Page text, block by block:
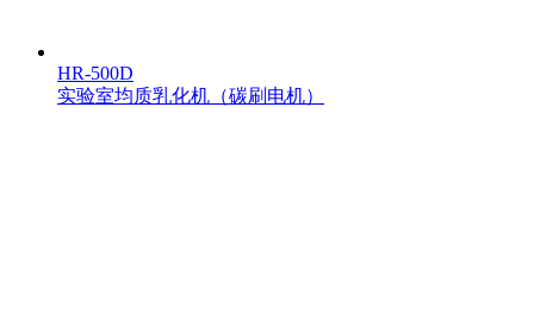
HR-500D
实验室均质乳化机（碳刷电机）